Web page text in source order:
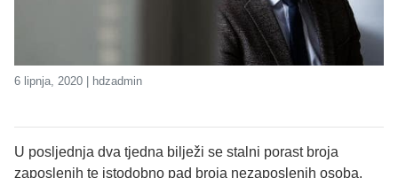
6 lipnja, 2020 | hdzadmin
U posljednja dva tjedna bilježi se stalni porast broja
zaposlenih te istodobno pad broja nezaposlenih osoba.